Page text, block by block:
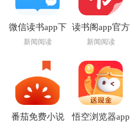
微信读书app下
载安装官方版
新闻阅读
读书阁app官方
下载最新版本
新闻阅读
番茄免费小说
悟空浏览器app